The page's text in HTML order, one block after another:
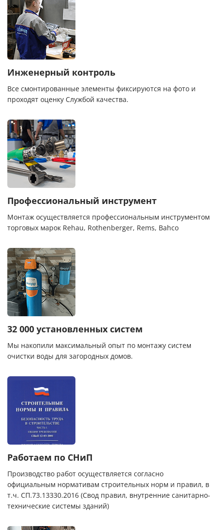
Инженерный контроль
Все смонтированные элементы фиксируются на фото и
проходят оценку Службой качества.
Профессиональный инструмент
Монтаж осуществляется профессиональным инструментом
торговых марок Rehau, Rothenberger, Rems, Bahco
32 000 установленных систем
Мы накопили максимальный опыт по монтажу систем
очистки воды для загородных домов.
Работаем по СНиП
Производство работ осуществляется согласно
официальным нормативам строительных норм и правил, в
т.ч. СП.73.13330.2016 (Свод правил, внутренние санитарно-
технические системы зданий)